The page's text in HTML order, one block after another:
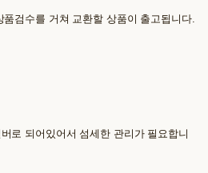
검수를 거쳐 교환할 상품이 출고됩니다.
로 되어있어서 섬세한 관리가 필요합니